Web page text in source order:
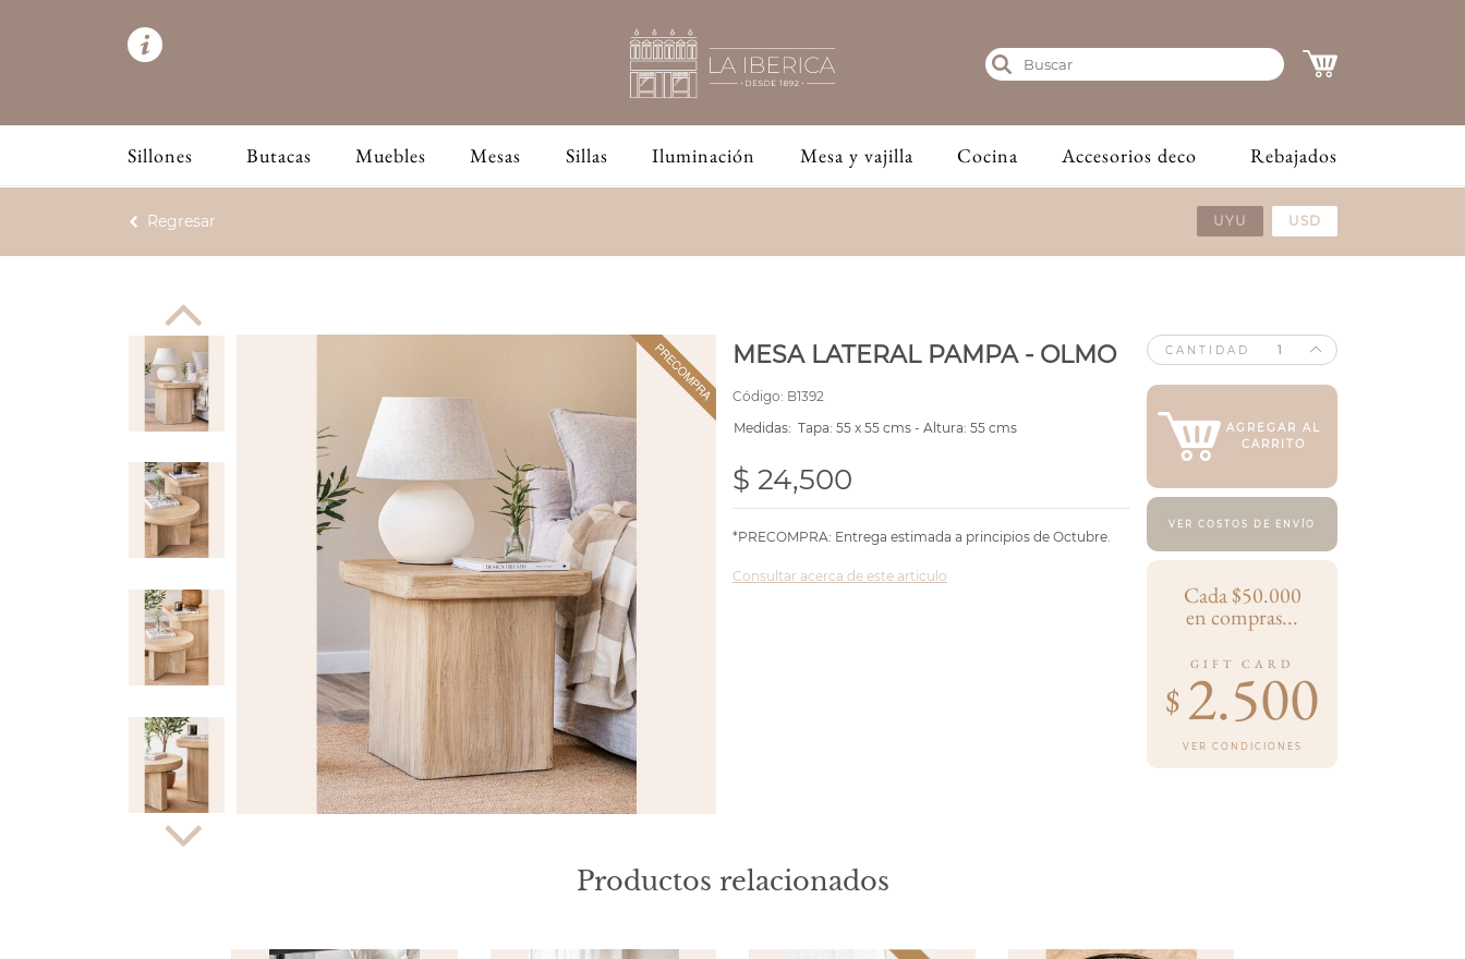
Sillones Butacas Muebles Mesas Sillas Iluminación Mesa y vajilla Cocina Accesorios deco Rebajados
Regresar UYU USD
MESA LATERAL PAMPA - OLMO
Código: B1392
Medidas: Tapa: 55 x 55 cms - Altura: 55 cms
$ 24,500
*PRECOMPRA: Entrega estimada a principios de Octubre.
Consultar acerca de este articulo
CANTIDAD
AGREGAR AL
CARRITO
VER COSTOS DE ENVÍO
Cada $50.000
en compras...
GIFT CARD
$ 2.500
VER CONDICIONES
Productos relacionados